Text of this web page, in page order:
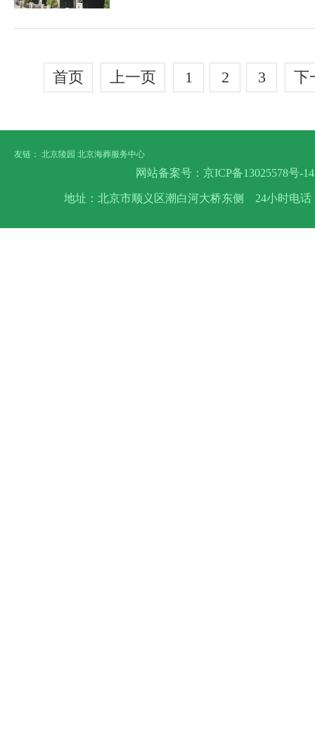
首页 上一页 1 2 3 下
友链： 北京陵园 北京海葬服务中心
网站备案号： 京ICP备13025578号-14
地址：北京市顺义区潮白河大桥东侧 24小时电话